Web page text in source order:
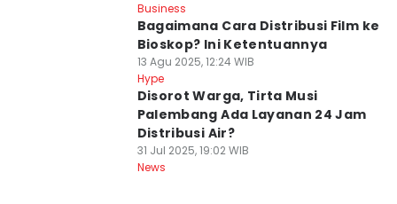
Business
Bagaimana Cara Distribusi Film ke
Bioskop? Ini Ketentuannya
13 Agu 2025, 12:24 WIB
Hype
Disorot Warga, Tirta Musi
Palembang Ada Layanan 24 Jam
Distribusi Air?
31 Jul 2025, 19:02 WIB
News